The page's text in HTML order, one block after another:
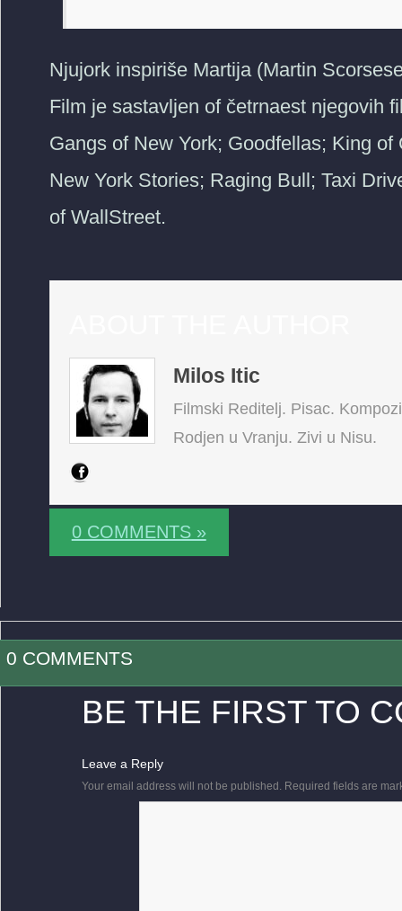
Njujork inspiriše Martija (Martin
Film je sastavljen of četrnaest njegovih
Gangs of New York; Goodfellas; King
New York Stories; Raging Bull; Taxi
of WallStreet.
Milos Itic
Filmski Reditelj. Pisac.
Rodjen u Vranju. Zivi u Nisu.
0 COMMENTS »
0 COMMENTS
BE THE FIRST TO
Leave a Reply
Your email address will not be published. Required fields are